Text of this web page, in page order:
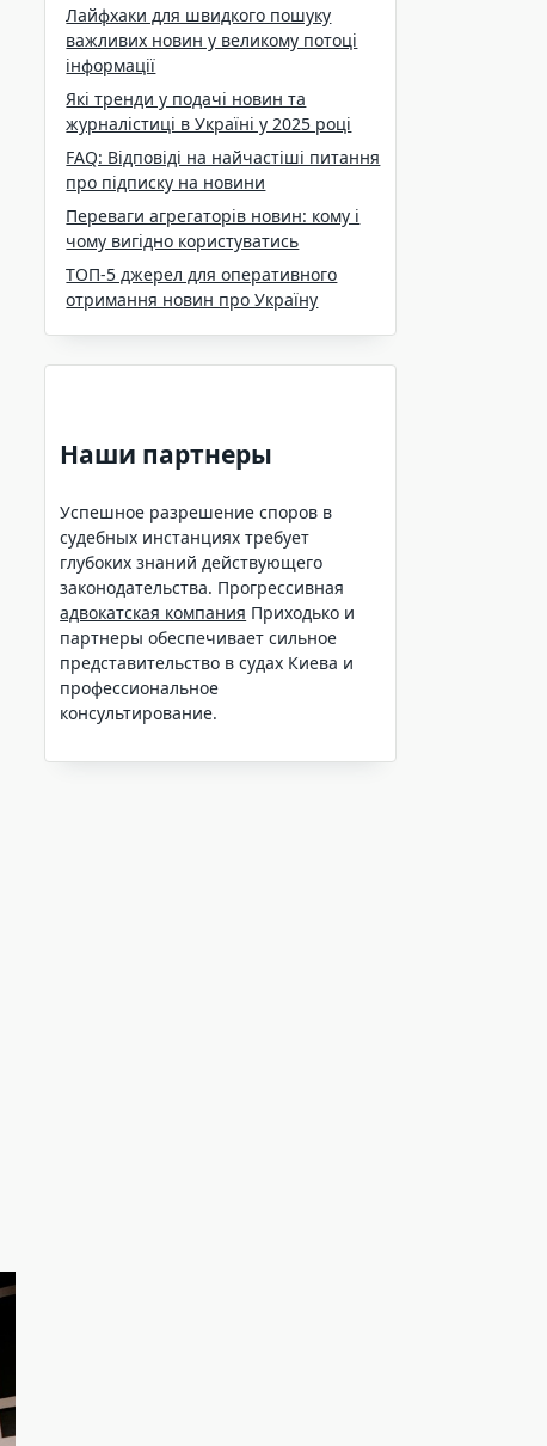
Лайфхаки для швидкого пошуку
важливих новин у великому потоці
інформації
Які тренди у подачі новин та
журналістиці в Україні у 2025 році
FAQ: Відповіді на найчастіші питання
про підписку на новини
Переваги агрегаторів новин: кому і
чому вигідно користуватись
ТОП-5 джерел для оперативного
отримання новин про Україну
Наши партнеры
Успешное разрешение споров в
судебных инстанциях требует
глубоких знаний действующего
законодательства. Прогрессивная
адвокатская компания Приходько и
партнеры обеспечивает сильное
представительство в судах Киева и
профессиональное
консультирование.